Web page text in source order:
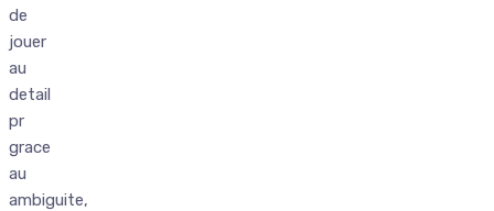
de
jouer
au
detail
pr
grace
au
ambiguite,